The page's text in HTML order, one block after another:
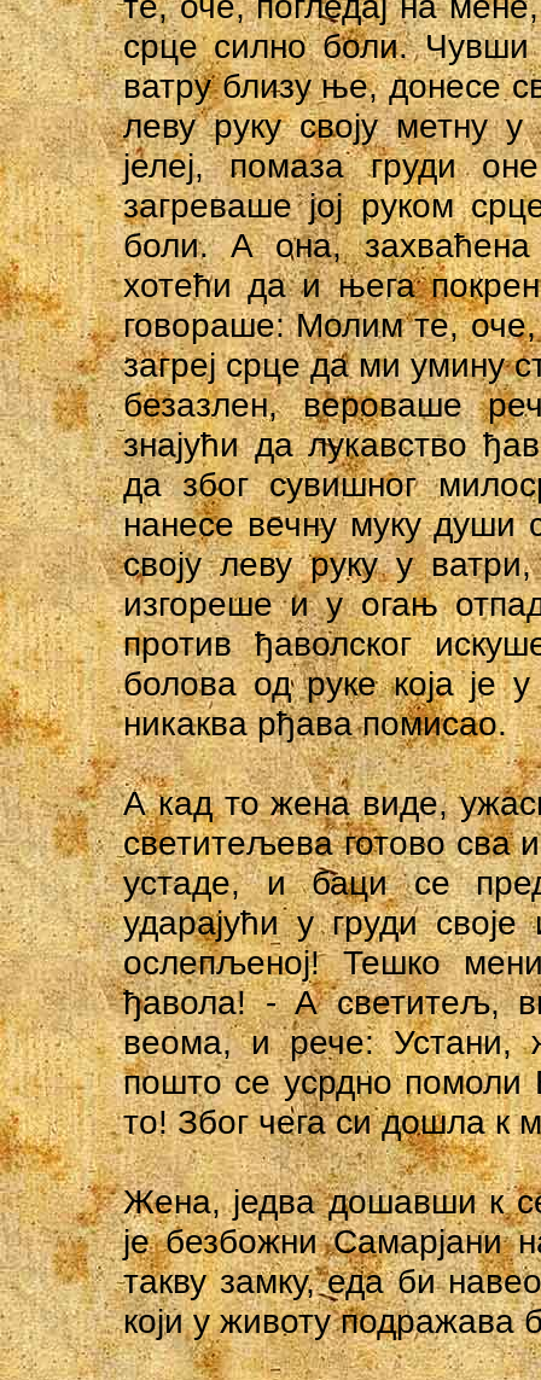
срце силно боли.
ватру близу ње, донесе
леву руку своју метну
јелеј, помаза груди
загреваше јој руком
боли. А она,
хотећи да и њега
говораше: Молим те,
загреј срце да ми умину
безазлен, вероваше
знајући да лукавство
да због сувишног
нанесе вечну муку души
своју леву руку у
изгореше и у огањ
против ђаволског
болова од руке која је
никаква рђава помисао.
А кад то жена виде,
светитељева готово сва
устаде, и баци се
ударајући у груди
ослепљеној! Тешко
ђавола! - А светитељ,
веома, и рече:
пошто се усрдно помоли
то! Због чега си дошла к
Жена, једва дошавши к
је безбожни Самарјани
такву замку, еда би
који у животу подражава